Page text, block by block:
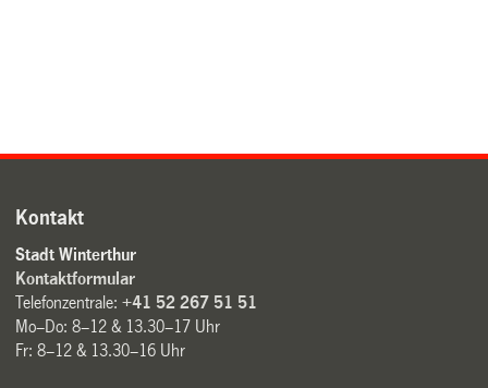
Kontakt
Stadt Winterthur
Kontaktformular
Telefonzentrale:+41 52 267 51 51
Mo–Do: 8–12 & 13.30–17 Uhr
Fr: 8–12 & 13.30–16 Uhr